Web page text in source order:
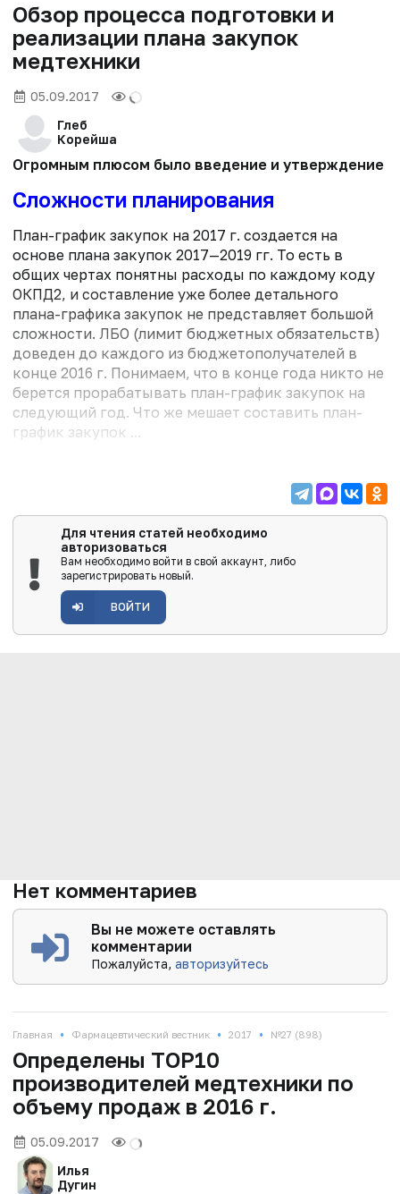
Обзор процесса подготовки и
реализации плана закупок
медтехники
05.09.2017
Глеб
Корейша
Огромным плюсом было введение и утверждение
Сложности планирования
План-график закупок на 2017 г. создается на
основе плана закупок 2017—2019 гг. То есть в
общих чертах понятны расходы по каждому коду
ОКПД2, и составление уже более детального
плана-графика закупок не представляет большой
сложности. ЛБО (лимит бюджетных обязательств)
доведен до каждого из бюджетополучателей в
конце 2016 г. Понимаем, что в конце года никто не
берется прорабатывать план-график закупок на
следующий год. Что же мешает составить план-
график закупок ...
Для чтения статей необходимо
авторизоваться
Вам необходимо войти в свой аккаунт, либо
зарегистрировать новый.
ВОЙТИ
Нет комментариев
Вы не можете оставлять
комментарии
Пожалуйста,авторизуйтесь
Главная • Фармацевтический вестник • 2017 • №27 (898)
Определены TOP10
производителей медтехники по
объему продаж в 2016 г.
05.09.2017
Илья
Дугин